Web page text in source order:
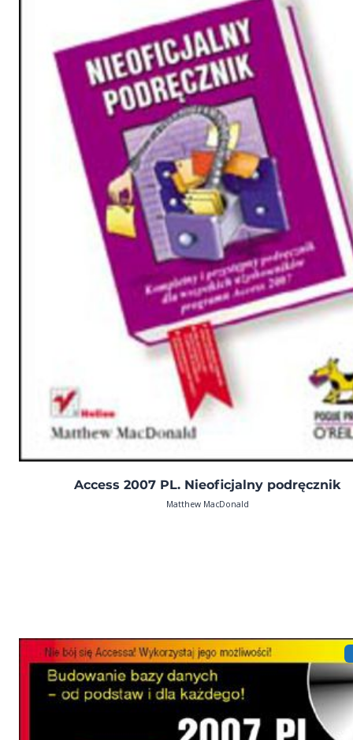
Access 2007 PL. Nieoficjalny podręcznik
Matthew MacDonald